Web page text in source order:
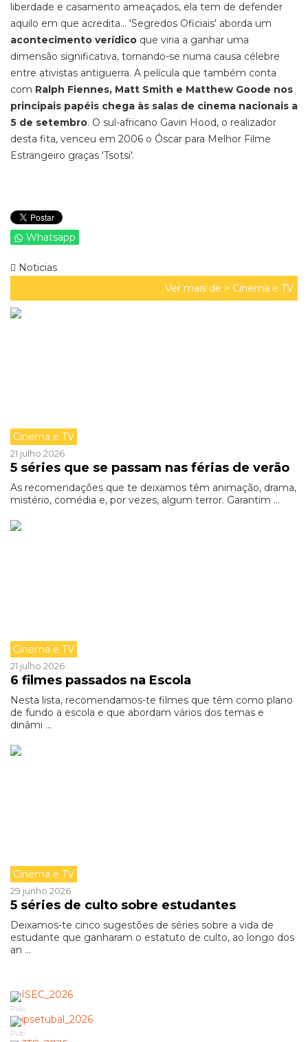
liberdade e casamento ameaçados, ela tem de defender
aquilo em que acredita... 'Segredos Oficiais' aborda um
acontecimento verídico que viria a ganhar uma
dimensão significativa, tornando-se numa causa célebre
entre ativistas antiguerra. A película que também conta
com Ralph Fiennes, Matt Smith e Matthew Goode nos
principais papéis chega às salas de cinema nacionais a
5 de setembro. O sul-africano Gavin Hood, o realizador
desta fita, venceu em 2006 o Óscar para Melhor Filme
Estrangeiro graças 'Tsotsi'.
Whatsapp
Noticias
Ver mais de > Cinema e TV
Cinema e TV
21 julho 2026
5 séries que se passam nas férias de verão
As recomendações que te deixamos têm animação, drama,
mistério, comédia e, por vezes, algum terror. Garantim ...
Cinema e TV
21 julho 2026
6 filmes passados na Escola
Nesta lista, recomendamos-te filmes que têm como plano
de fundo a escola e que abordam vários dos temas e
dinâmi ...
Cinema e TV
29 junho 2026
5 séries de culto sobre estudantes
Deixamos-te cinco sugestões de séries sobre a vida de
estudante que ganharam o estatuto de culto, ao longo dos
an ...
Pub
Pub